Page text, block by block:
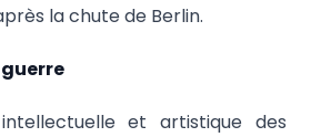
la chute de Berlin.
et artistique des